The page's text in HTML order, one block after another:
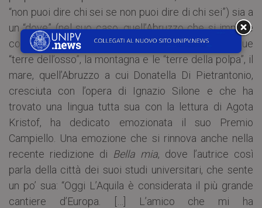
“non puoi dire chi sei se non puoi dire di chi sei”) sia a
un “dove” (nel suo caso, quell’Abruzzo che si impone
come personaggio nascosto nei suoi libri, con le sue
“terre dell’osso”, la montagna e le “terre della polpa”, il
mare, quell’Abruzzo a cui Donatella Di Pietrantonio,
cresciuta con l’opera di Ignazio Silone e che ha
trovato una lingua tutta sua con la lettura di Agota
Kristof, ha dedicato emozionata il suo Premio
Campiello. Una emozione che si rinnova anche nella
recente riedizione di Bella mia, dove l’autrice così
parla della città dei suoi studi universitari, che sente
un po’ sua: “Oggi L’Aquila è considerata il più grande
cantiere d’Europa. […] L’amico che mi ha